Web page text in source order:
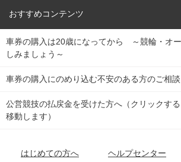
競輪くじ
Dokanto!
チャリロトプラザ
レース結果
キャリーオーバー一覧
北日本 函館競輪場
関
東
弥彦競輪場 前橋競輪場 取手競輪場
関
東
小田原競輪場
名古屋競輪場 岐阜競輪場 大垣競輪
おすすめコンテンツ
競輪選手情報
Perfecta Navi
netkeirin
車券の購入は20歳になってから ～競輪・オ
しみましょう～
車券の購入にのめり込む不安のある方のご相談
公営競技の払戻金を受けた方へ（クリックす
移動します）
はじめての方へ ヘルプセンター